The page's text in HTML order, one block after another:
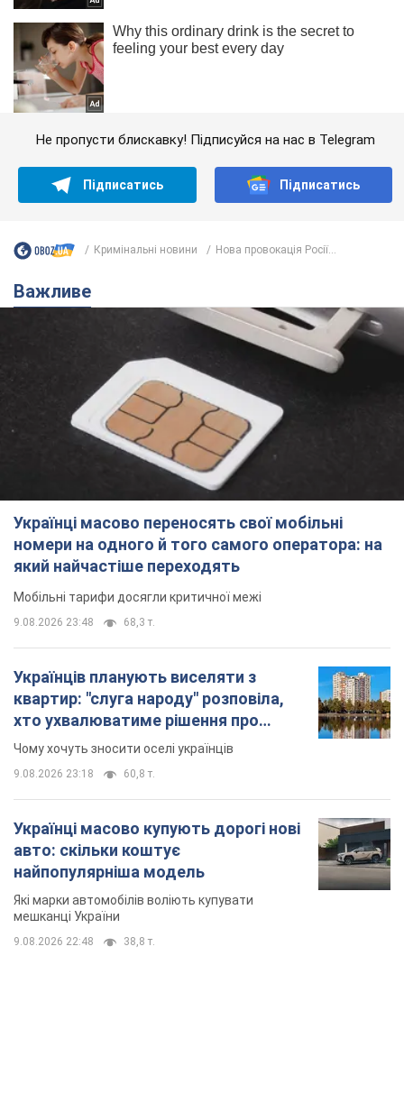
Не пропусти блискавку! Підписуйся на нас в Telegram
Підписатись Підписатись
Кримінальні новини Нова провокація Росії...
Важливе
Українці масово переносять свої мобільні
номери на одного й того самого оператора: на
який найчастіше переходять
Мобільні тарифи досягли критичної межі
9.08.2026 23:48 68,3 т.
Українців планують виселяти з
квартир: "слуга народу" розповіла,
хто ухвалюватиме рішення про
знесення будинків
Чому хочуть зносити оселі українців
9.08.2026 23:18 60,8 т.
Українці масово купують дорогі нові
авто: скільки коштує
найпопулярніша модель
Які марки автомобілів воліють купувати
мешканці України
9.08.2026 22:48 38,8 т.